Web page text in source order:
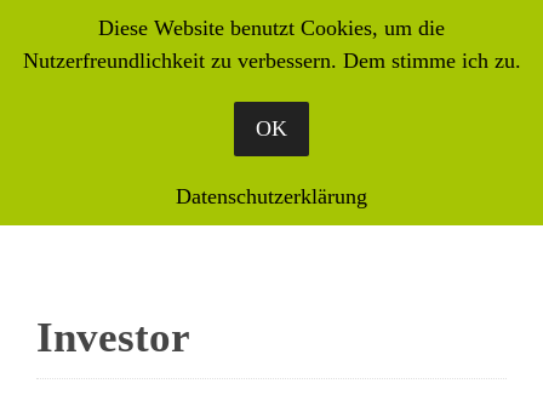
Investor
Diese Website benutzt Cookies, um die
Nutzerfreundlichkeit zu verbessern. Dem stimme ich zu.
OK
Datenschutzerklärung